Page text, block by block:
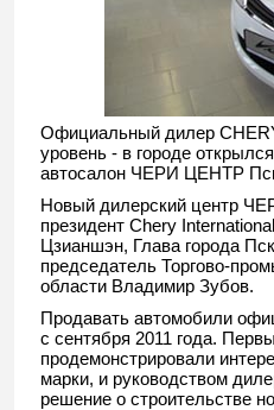
Официальный дилер
уровень - в городе
автосалон ЧЕРИ ЦЕНТР
Новый дилерский центр
президент Chery
Цзианшэн, Глава города
председатель Торгово-
области Владимир Зубов.
Продавать автомобили
с сентября 2011 года.
продемонстрировали
марки, и руководством
решение о строительстве